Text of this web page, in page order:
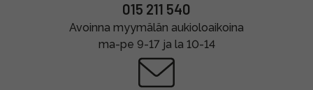
015 211 540
Avoinna myymälän aukioloaikoina
ma-pe 9-17 ja la 10-14